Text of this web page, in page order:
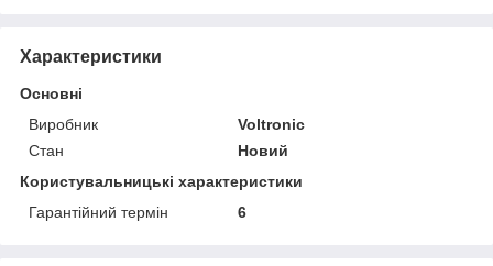
Характеристики
Основні
Виробник
Voltronic
Стан
Новий
Користувальницькі характеристики
Гарантійний термін
6